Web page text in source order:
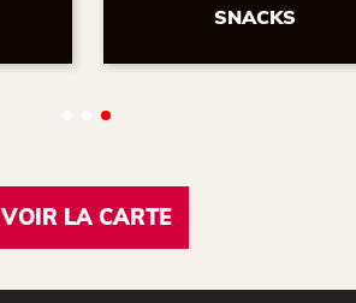
LES IDEES DE HIRO
VOIR LA CARTE